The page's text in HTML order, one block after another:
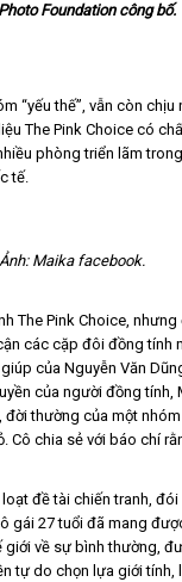
Foundation công bố.
“yếu thế”, vẫn còn chịu
The Pink Choice có
phòng triển lãm
tế.
Maika facebook.
The Pink Choice, nhưng
các cặp đôi đồng tính
của Nguyễn Văn
của người đồng tính,
thường của một
Cô chia sẻ với báo chí
đề tài chiến tranh,
gái 27 tuổi đã mang
về sự bình thường,
tự do chọn lựa giới tính,